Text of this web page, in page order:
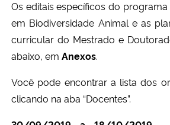
Secretaria-Geral
Secretaria de Governo
Gabinete de Segurança Institucional
Os editais específicos do
em Biodiversidade Animal e as
curricular do Mestrado e
abaixo, em Anexos.
Você pode encontrar a lista dos
clicando na aba “Docentes”.